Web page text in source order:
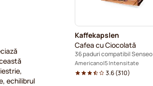
Kaffekapslen
Cafea cu Ciocolată
36 paduri compatibil Senseo
Americano 5 Intensitate
3.6(310)
echilibrul